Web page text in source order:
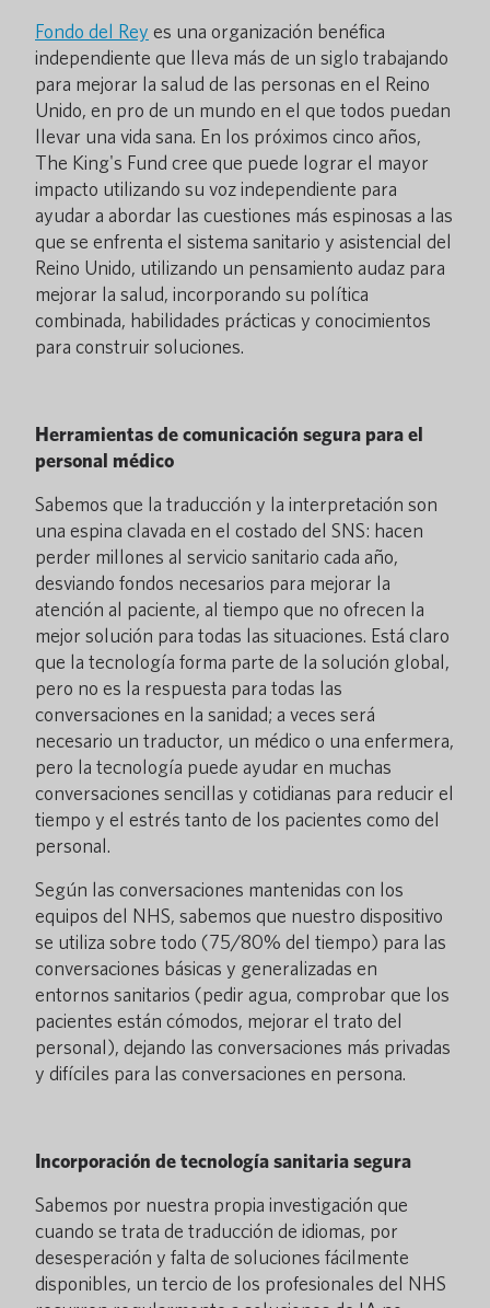
Fondo del Rey es una organización benéfica
independiente que lleva más de un siglo trabajando
para mejorar la salud de las personas en el Reino
Unido, en pro de un mundo en el que todos puedan
llevar una vida sana. En los próximos cinco años,
The King's Fund cree que puede lograr el mayor
impacto utilizando su voz independiente para
ayudar a abordar las cuestiones más espinosas a las
que se enfrenta el sistema sanitario y asistencial del
Reino Unido, utilizando un pensamiento audaz para
mejorar la salud, incorporando su política
combinada, habilidades prácticas y conocimientos
para construir soluciones.
Herramientas de comunicación segura para el
personal médico
Sabemos que la traducción y la interpretación son
una espina clavada en el costado del SNS: hacen
perder millones al servicio sanitario cada año,
desviando fondos necesarios para mejorar la
atención al paciente, al tiempo que no ofrecen la
mejor solución para todas las situaciones. Está claro
que la tecnología forma parte de la solución global,
pero no es la respuesta para todas las
conversaciones en la sanidad; a veces será
necesario un traductor, un médico o una enfermera,
pero la tecnología puede ayudar en muchas
conversaciones sencillas y cotidianas para reducir el
tiempo y el estrés tanto de los pacientes como del
personal.
Según las conversaciones mantenidas con los
equipos del NHS, sabemos que nuestro dispositivo
se utiliza sobre todo (75/80% del tiempo) para las
conversaciones básicas y generalizadas en
entornos sanitarios (pedir agua, comprobar que los
pacientes están cómodos, mejorar el trato del
personal), dejando las conversaciones más privadas
y difíciles para las conversaciones en persona.
Incorporación de tecnología sanitaria segura
Sabemos por nuestra propia investigación que
cuando se trata de traducción de idiomas, por
desesperación y falta de soluciones fácilmente
disponibles, un tercio de los profesionales del NHS